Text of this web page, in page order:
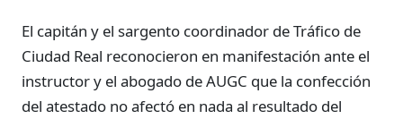
El capitán y el sargento coordinador de Tráfico de
Ciudad Real reconocieron en manifestación ante el
instructor y el abogado de AUGC que la confección
del atestado no afectó en nada al resultado del